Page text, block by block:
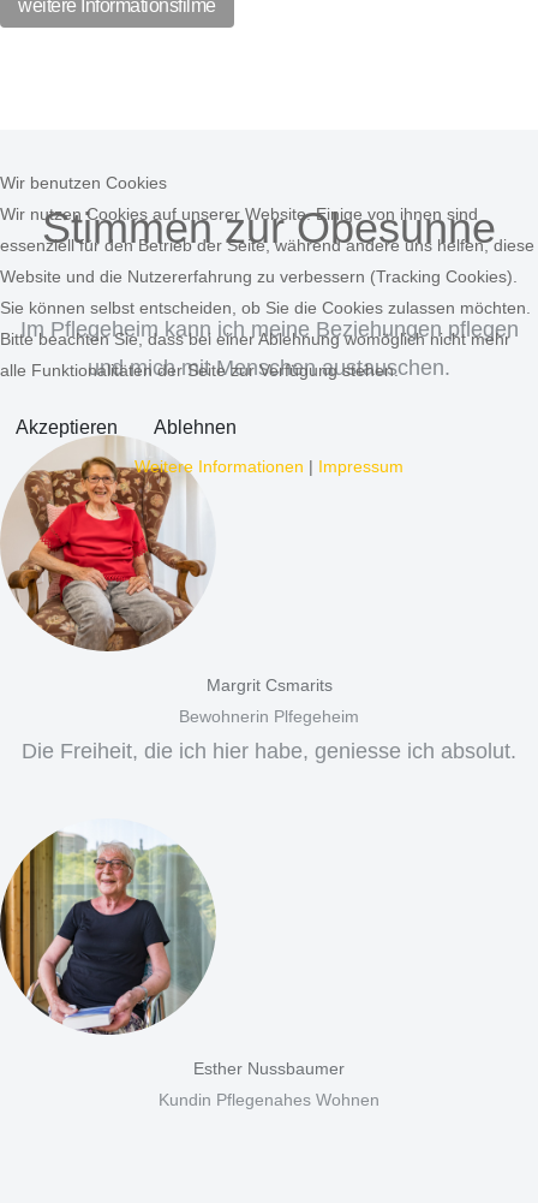
weitere Informationsfilme
Stimmen zur Obesunne
Im Pflegeheim kann ich meine Beziehungen pflegen
und mich mit Menschen austauschen.
Margrit Csmarits
Bewohnerin Plfegeheim
Die Freiheit, die ich hier habe, geniesse ich absolut.
Esther Nussbaumer
Kundin Pflegenahes Wohnen
Wir benutzen Cookies
Wir nutzen Cookies auf unserer Website. Einige von ihnen sind
essenziell für den Betrieb der Seite, während andere uns helfen, diese
Website und die Nutzererfahrung zu verbessern (Tracking Cookies).
Sie können selbst entscheiden, ob Sie die Cookies zulassen möchten.
Bitte beachten Sie, dass bei einer Ablehnung womöglich nicht mehr
alle Funktionalitäten der Seite zur Verfügung stehen.
Akzeptieren Ablehnen
Weitere Informationen | Impressum